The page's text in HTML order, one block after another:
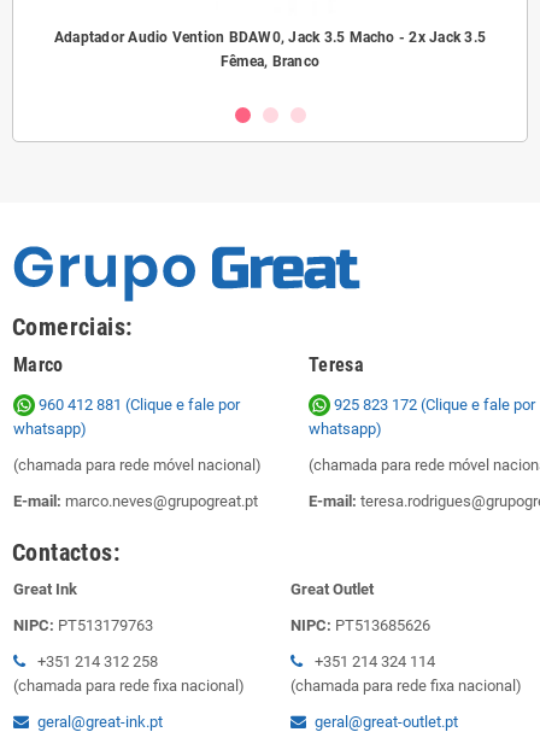
Adaptador Audio Vention BDAW0, Jack 3.5 Macho - 2x Jack 3.5
Fêmea, Branco
Comerciais:
Marco Teresa
960 412 881 (Clique e fale por
whatsapp)
(chamada para rede móvel nacional)
E-mail: marco.neves@grupogreat.pt
925 823 172 (Clique e fale por
whatsapp)
(chamada para rede móvel
E-mail:
Contactos:
Great Ink
NIPC: PT513179763
+351 214 312 258
(chamada para rede fixa nacional)
geral@great-ink.pt
Great Outlet
NIPC: PT513685626
+351 214 324 114
(chamada para rede fixa nacional)
geral@great-outlet.pt